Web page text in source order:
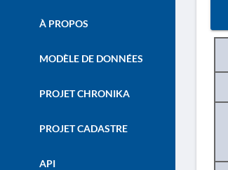
À PROPOS
MODÈLE DE DONNÉES
PROJET CHRONIKA
PROJET CADASTRE
API